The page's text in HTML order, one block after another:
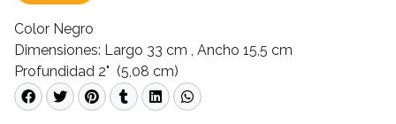
Color Negro
Dimensiones: Largo 33 cm , Ancho 15,5 cm
Profundidad 2" (5,08 cm)